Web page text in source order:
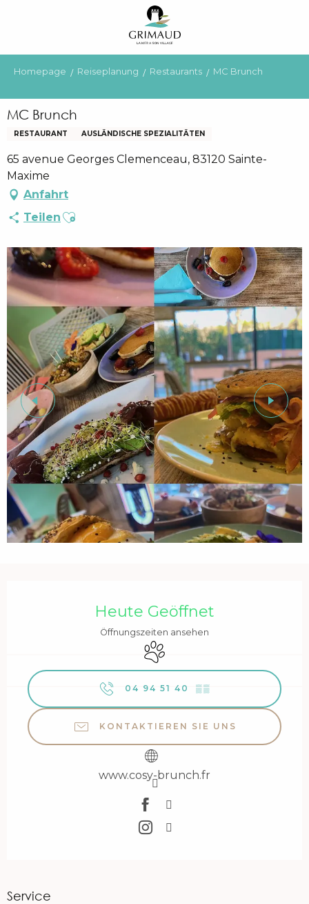
principal
Homepage Reiseplanung Restaurants MC Brunch
MC Brunch
RESTAURANT AUSLÄNDISCHE SPEZIALITÄTEN
65 avenue Georges Clemenceau, 83120 Sainte-
Maxime
Anfahrt
Teilen Ajouter aux favoris
Heute Geöffnet
Öffnungszeiten ansehen
Tiere erlaubt
04 94 51 40 ▒▒
KONTAKTIEREN SIE UNS
www.cosy-brunch.fr
Service